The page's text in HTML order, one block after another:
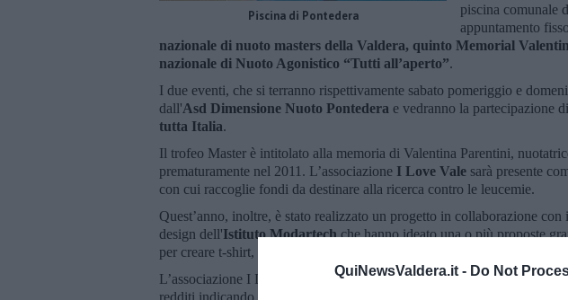
QuiNewsValdera.it - Do Not
Piscina di Pontedera
piscina comunale
appuntamento
nazionale di nuoto masters della Valdera, quinto Memorial
nazionale di Nuoto Agonistico “Tutti all’aperto”.
I due eventi, che si terranno rispettivamente sabato pomeriggio e
dall'Asd Dimensione Nuoto Pontedera e vedranno la partecipazione
tutta Italia.
Il trofeo Master è intitolato alla memoria di Valentina Parentini,
prematuramente nel 2011. L’associazione I Love Vale sarà presente
con cui raccoglie fondi da destinare alla ricerca contro le leucemie.
Quest’anno, inoltre, è stato realizzato un progetto in collaborazione
design dell'Istituto Modartechche hanno ideato una o più proposte
per creare t-shirt, felpe e materiale tecnico I Love Vale.
L’associazione I Love Vale può essere sostenuta anche devolvendo il
redditi indicando il codice fiscale